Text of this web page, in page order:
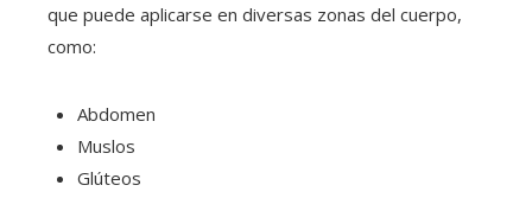
que puede aplicarse en diversas zonas del cuerpo,
como:
Abdomen
Muslos
Glúteos